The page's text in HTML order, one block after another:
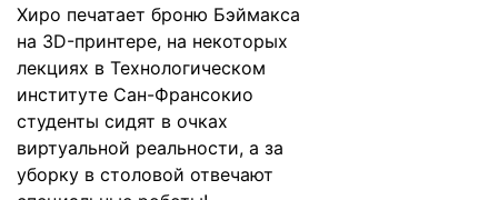
Хиро печатает броню Бэймакса
на 3D-принтере, на некоторых
лекциях в Технологическом
институте Сан-Франсокио
студенты сидят в очках
виртуальной реальности, а за
уборку в столовой отвечают